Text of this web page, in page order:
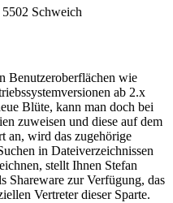
Schweich
Benutzeroberflächen wie
ab 2.x
Blüte, kann man doch bei
zuweisen und diese auf dem
an, wird das zugehörige
in Dateiverzeichnissen
stellt Ihnen Stefan
Shareware zur Verfügung, das
Vertreter dieser Sparte.